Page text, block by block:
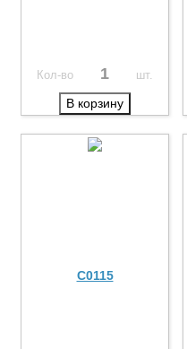
Кол-во шт.
В корзину
C0115